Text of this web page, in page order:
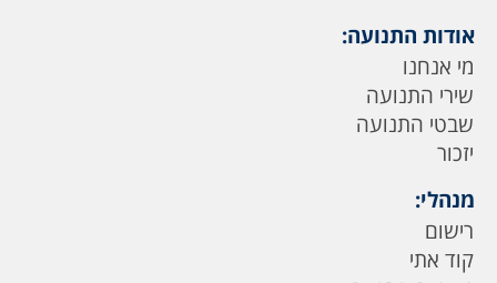
אודות התנועה:
מי אנחנו
שירי התנועה
שבטי התנועה
יזכור
מנהלי:
רישום
קוד אתי